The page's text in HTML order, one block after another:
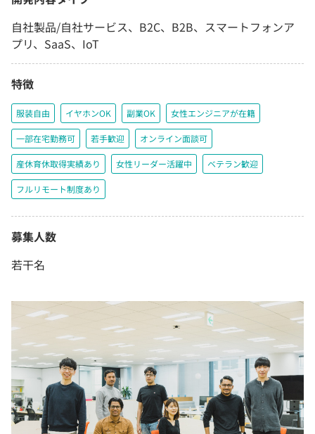
自社製品/自社サービス、B2C、B2B、スマートフォンア
プリ、SaaS、IoT
特徴
服装自由 イヤホンOK 副業OK 女性エンジニアが在籍
一部在宅勤務可 若手歓迎 オンライン面談可
産休育休取得実績あり 女性リーダー活躍中 ベテラン歓迎
フルリモート制度あり
募集人数
若干名